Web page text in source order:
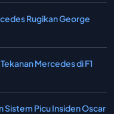
Rugikan George
Mercedes di F1
Sistem Picu Insiden Oscar